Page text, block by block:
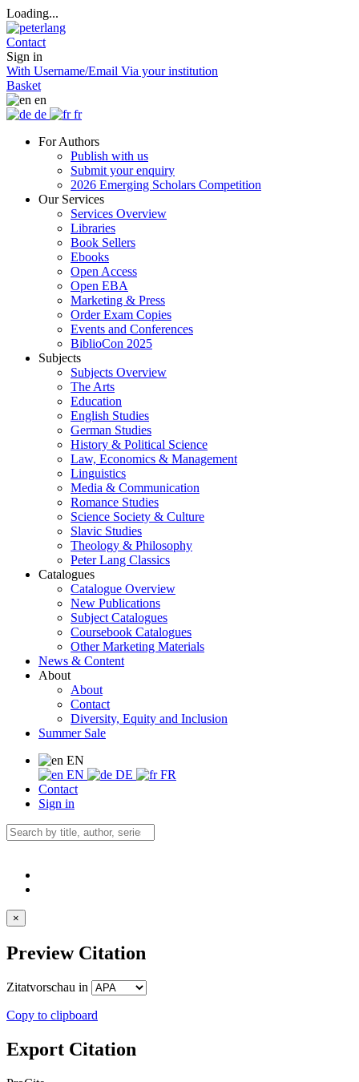
Loading...
Contact
Sign in
With Username/Email Via your institution
Basket
en
de
fr
For Authors
Publish with us
Submit your enquiry
2026 Emerging Scholars Competition
Our Services
Services Overview
Libraries
Book Sellers
Ebooks
Open Access
Open EBA
Marketing & Press
Order Exam Copies
Events and Conferences
BiblioCon 2025
Subjects
Subjects Overview
The Arts
Education
English Studies
German Studies
History & Political Science
Law, Economics & Management
Linguistics
Media & Communication
Romance Studies
Science Society & Culture
Slavic Studies
Theology & Philosophy
Peter Lang Classics
Catalogues
Catalogue Overview
New Publications
Subject Catalogues
Coursebook Catalogues
Other Marketing Materials
News & Content
About
About
Contact
Diversity, Equity and Inclusion
Summer Sale
EN
EN
DE
FR
Contact
Sign in
×
Preview Citation
Zitatvorschau in
Copy to clipboard
Export Citation